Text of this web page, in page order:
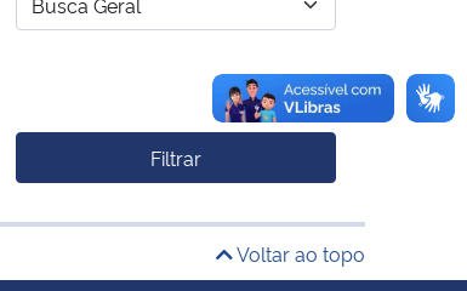
Filtrar
Voltar ao topo